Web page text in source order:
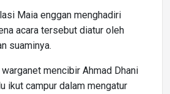
Maia enggan menghadiri
acara tersebut diatur oleh
suaminya.
mencibir Ahmad Dhani
ikut campur dalam mengatur